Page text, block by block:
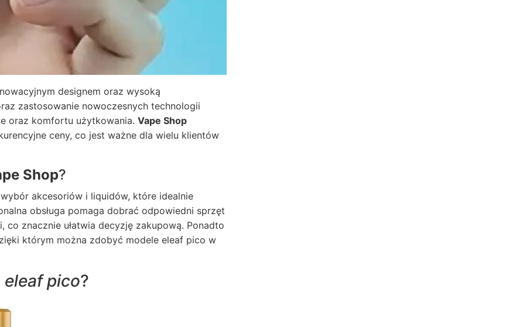
designem oraz wysoką
zastosowanie nowoczesnych technologii
oraz komfortu użytkowania. Vape Shop
ceny, co jest ważne dla wielu klientów
Shop?
akcesoriów i liquidów, które idealnie
obsługa pomaga dobrać odpowiedni sprzęt
znacznie ułatwia decyzję zakupową. Ponadto
którym można zdobyć modele eleaf pico w
eleaf pico?